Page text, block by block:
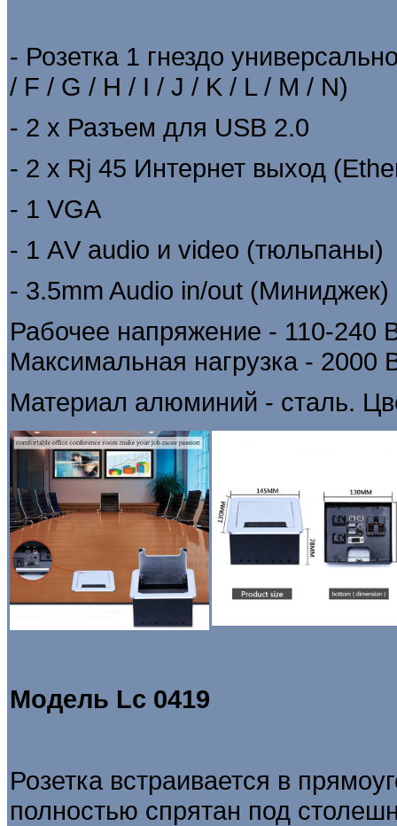
- Розетка 1 гнездо
/ F / G / H / I / J / K / L / M / N)
- 2 х Разъем для USB 2.0
- 2 х Rj 45 Интернет выход
- 1 VGA
- 1 АV audio и video (тюльпаны)
- 3.5mm Audio in/out (Миниджек)
Рабочее напряжение - 110-240
Максимальная нагрузка - 2000
Материал алюминий - сталь.
Модель Lc 0419
Розетка встраивается в
полностью спрятан под